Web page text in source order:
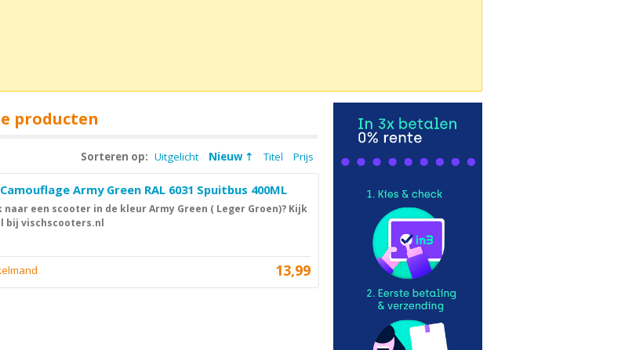
producten
Sorteren op: Uitgelicht Nieuw Titel Prijs
Army Green RAL 6031 Spuitbus 400ML
naar een scooter in de kleur Army Green ( Leger Groen)? Kijk
bij vischscooters.nl
13,99